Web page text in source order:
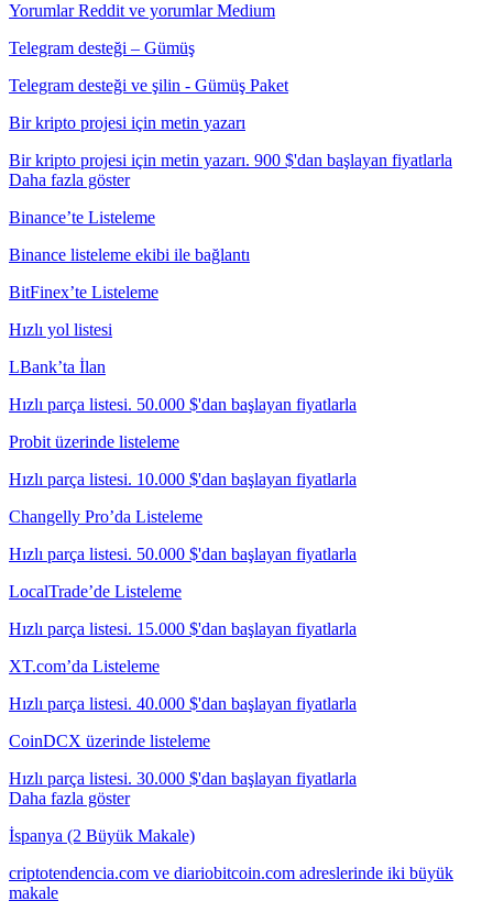
Yorumlar Reddit ve yorumlar Medium
Telegram desteği – Gümüş
Telegram desteği ve şilin - Gümüş Paket
Bir kripto projesi için metin yazarı
Bir kripto projesi için metin yazarı. 900 $'dan başlayan fiyatlarla
Daha fazla göster
Binance’te Listeleme
Binance listeleme ekibi ile bağlantı
BitFinex’te Listeleme
Hızlı yol listesi
LBank’ta İlan
Hızlı parça listesi. 50.000 $'dan başlayan fiyatlarla
Probit üzerinde listeleme
Hızlı parça listesi. 10.000 $'dan başlayan fiyatlarla
Changelly Pro’da Listeleme
Hızlı parça listesi. 50.000 $'dan başlayan fiyatlarla
LocalTrade’de Listeleme
Hızlı parça listesi. 15.000 $'dan başlayan fiyatlarla
XT.com’da Listeleme
Hızlı parça listesi. 40.000 $'dan başlayan fiyatlarla
CoinDCX üzerinde listeleme
Hızlı parça listesi. 30.000 $'dan başlayan fiyatlarla
Daha fazla göster
İspanya (2 Büyük Makale)
criptotendencia.com ve diariobitcoin.com adreslerinde iki büyük
makale